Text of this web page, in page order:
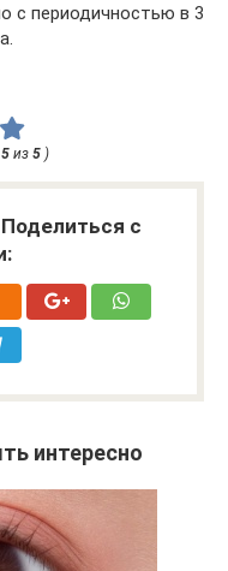
с периодичностью в 3
5 из 5 )
с
интересно